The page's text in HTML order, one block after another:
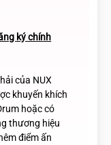
ký chính
của NUX
khuyến khích
hoặc có
thương hiệu
điểm ấn